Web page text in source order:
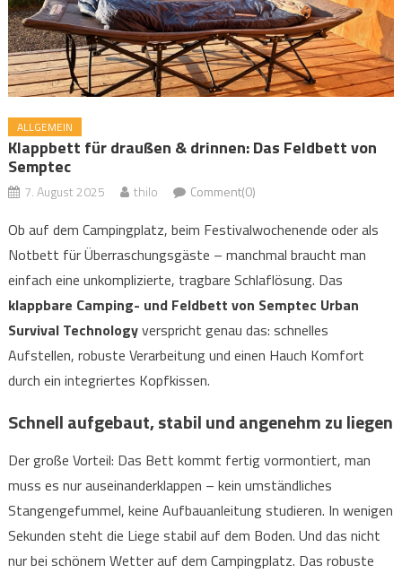
ALLGEMEIN
Klappbett für draußen & drinnen: Das Feldbett von
Semptec
7. August 2025 thilo Comment(0)
Ob auf dem Campingplatz, beim Festivalwochenende oder als
Notbett für Überraschungsgäste – manchmal braucht man
einfach eine unkomplizierte, tragbare Schlaflösung. Das
klappbare Camping- und Feldbett von Semptec Urban
Survival Technologyverspricht genau das: schnelles
Aufstellen, robuste Verarbeitung und einen Hauch Komfort
durch ein integriertes Kopfkissen.
Schnell aufgebaut, stabil und angenehm zu liegen
Der große Vorteil: Das Bett kommt fertig vormontiert, man
muss es nur auseinanderklappen – kein umständliches
Stangengefummel, keine Aufbauanleitung studieren. In wenigen
Sekunden steht die Liege stabil auf dem Boden. Und das nicht
nur bei schönem Wetter auf dem Campingplatz. Das robuste